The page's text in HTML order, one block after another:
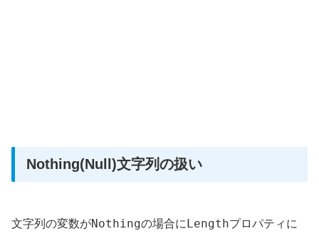
Nothing(Null)文字列の扱い
文字列の変数がNothingの場合に Lengthプロパティに